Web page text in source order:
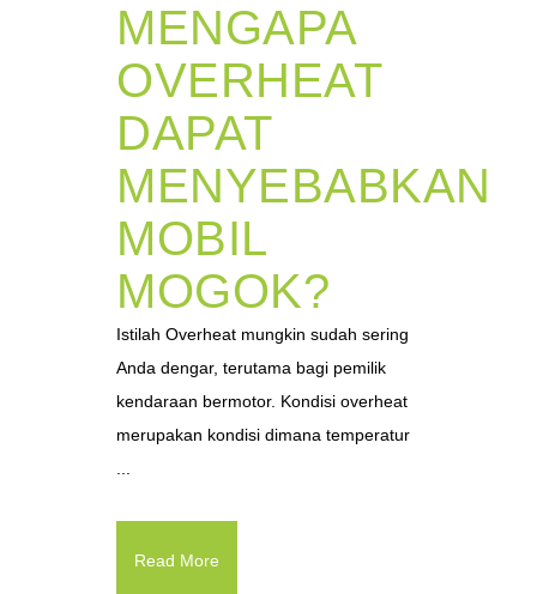
MENGAPA
OVERHEAT
DAPAT
MENYEBABKAN
MOBIL
MOGOK?
Istilah Overheat mungkin sudah sering
Anda dengar, terutama bagi pemilik
kendaraan bermotor. Kondisi overheat
merupakan kondisi dimana temperatur
Read More